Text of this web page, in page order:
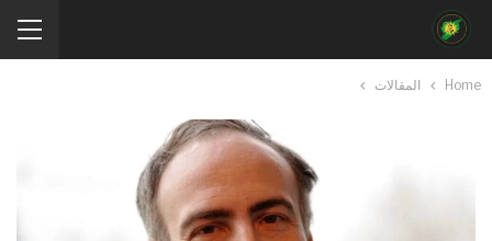
Home المقالات